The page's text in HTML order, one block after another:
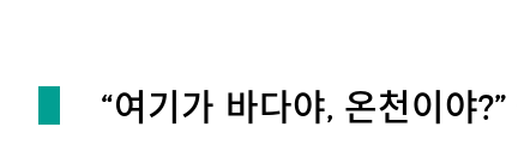
“여기가 바다야, 온천이야